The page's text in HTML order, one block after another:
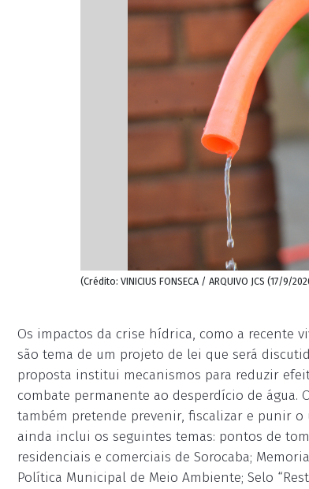
(Crédito: VINICIUS FONSECA / ARQUIVO JCS (17/9/
Os impactos da crise hídrica, como a recente
são tema de um projeto de lei que será
proposta institui mecanismos para reduzir
combate permanente ao desperdício de água.
também pretende prevenir, fiscalizar e punir o
ainda inclui os seguintes temas: pontos de
residenciais e comerciais de Sorocaba;
Política Municipal de Meio Ambiente; Selo